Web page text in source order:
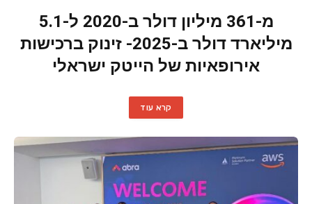
מ-361 מיליון דולר ב-2020 ל-5.1
מיליארד דולר ב-2025- זינוק ברכישות
אירופאיות של הייטק ישראלי
קרא עוד